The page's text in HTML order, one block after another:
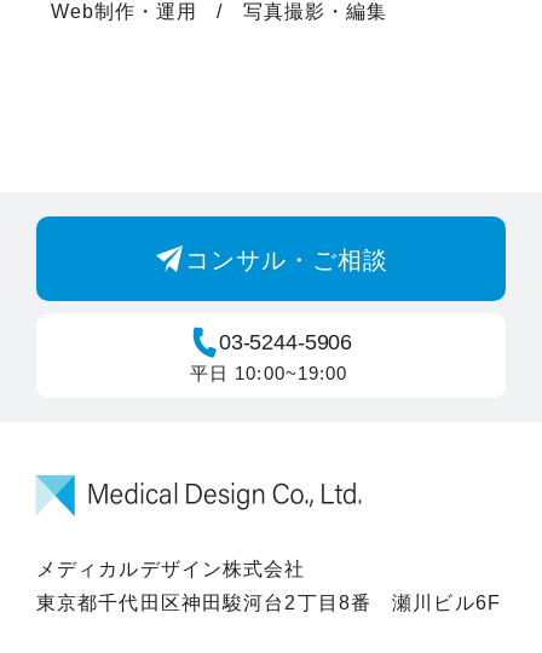
Web制作・運用 写真撮影・編集
コンサル・ご相談
03-5244-5906
平日 10:00~19:00
メディカルデザイン株式会社
東京都千代田区神田駿河台2丁目8番 瀬川ビル6F